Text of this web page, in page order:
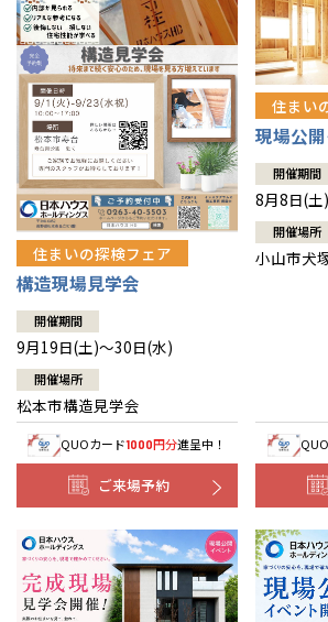
住まいの探検フェア
構造現場見学会
開催期間
9月19日(土)～30日(水)
開催場所
松本市構造見学会
QUOカード1000円分進呈中！
ご来場予約
住まい
現場公
開催期間
8月8日(土)
開催場所
小山市犬